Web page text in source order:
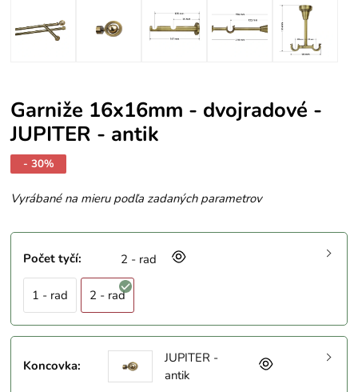
Garniže 16x16mm - dvojradové -
JUPITER - antik
- 30%
Vyrábané na mieru podľa zadaných parametrov
Počet tyčí: 2 - rad
1 - rad 2 - rad
Koncovka:
JUPITER -
antik